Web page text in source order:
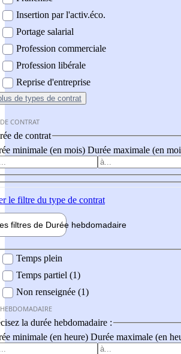
Insertion par l'activ.éco.
Portage salarial
Profession commerciale
Profession libérale
Reprise d'entreprise
de types de contrat
CONTRAT
de contrat
minimale (en mois) Durée maximale (en
le filtre du type de contrat
filtres de Durée hebdomadaire
Temps plein
Temps partiel (1)
Non renseignée (1)
la durée hebdomadaire :
minimale (en heure) Durée maximale (en